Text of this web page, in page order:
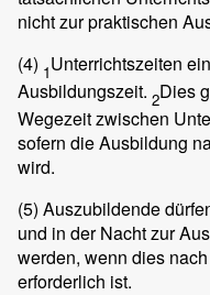
nicht zur praktischen
(4) 1Unterrichtszeiten
Ausbildungszeit. 2Dies
Wegezeit zwischen
sofern die Ausbildung
wird.
(5) Auszubildende
und in der Nacht zur
werden, wenn dies
erforderlich ist.